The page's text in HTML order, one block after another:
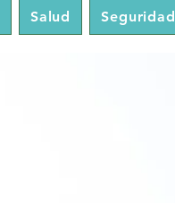
Salud Seguridad